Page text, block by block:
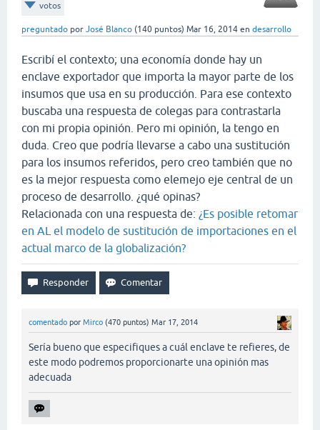
votos
preguntado por José Blanco (140 puntos) Mar 16, 2014 en desarrollo
Escribí el contexto; una economía donde hay un
enclave exportador que importa la mayor parte de los
insumos que usa en su producción. Para ese contexto
buscaba una respuesta de colegas para contrastarla
con mi propia opinión. Pero mi opinión, la tengo en
duda. Creo que podría llevarse a cabo una sustitución
para los insumos referidos, pero creo también que no
es la mejor respuesta como elemejo eje central de un
proceso de desarrollo. ¿qué opinas?
Relacionada con una respuesta de: ¿Es posible retomar
en AL el modelo de sustitución de importaciones en el
actual marco de la globalización?
comentado por Mirco (470 puntos) Mar 17, 2014
Sería bueno que especifiques a cuál enclave te refieres, de
este modo podremos proporcionarte una opinión mas
adecuada